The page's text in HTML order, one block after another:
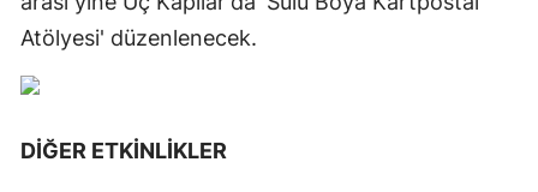
Atölyesi' düzenlenecek.
DİĞER ETKİNLİKLER